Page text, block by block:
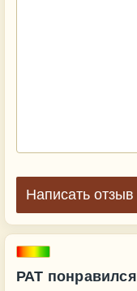
РАТ понравился
Написать отзыв